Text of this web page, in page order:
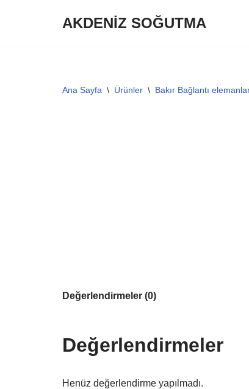
AKDENİZ SOĞUTMA
Ana Sayfa \ Ürünler \ Bakır Bağlantı
Değerlendirmeler (0)
Değerlendirmeler
Henüz değerlendirme yapılmadı.